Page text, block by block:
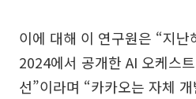
이에 대해 이 연구원은 “지
2024에서 공개한 AI 오케스
선”이라며 “카카오는 자체